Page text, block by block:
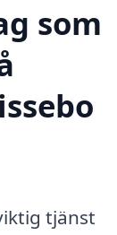
som
tjänst